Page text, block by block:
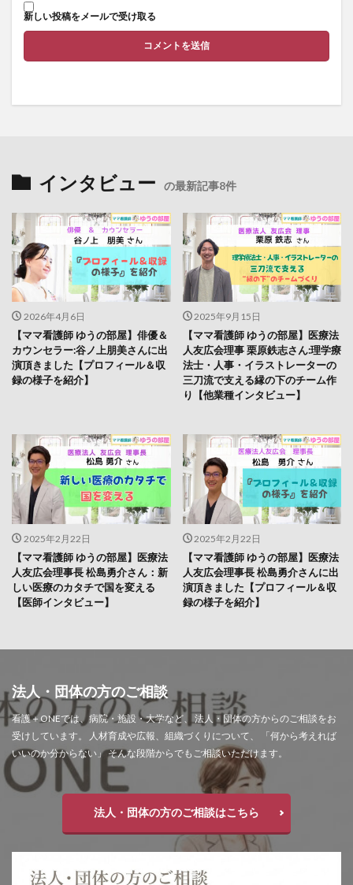
新しい投稿をメールで受け取る
インタビュー の最新記事8件
2026年4月6日
【ママ看護師 ゆうの部屋】俳優＆
カウンセラー:谷ノ上朋美さんに出
演頂きました【プロフィール＆収
録の様子を紹介】
2025年9月15日
【ママ看護師 ゆうの部屋】医療法
人友広会理事 栗原鉄志さん:理学療
法士・人事・イラストレーターの
三刀流で支える縁の下のチーム作
り【他業種インタビュー】
2025年2月22日
【ママ看護師 ゆうの部屋】医療法
人友広会理事長 松島勇介さん：新
しい医療のカタチで国を変える
【医師インタビュー】
2025年2月22日
【ママ看護師 ゆうの部屋】医療法
人友広会理事長 松島勇介さんに出
演頂きました【プロフィール＆収
録の様子を紹介】
法人・団体の方のご相談
看護＋ONEでは、病院・施設・大学など、 法人・団体の方からのご相談をお
受けしています。 人材育成や広報、組織づくりについて、 「何から考えれば
いいのか分からない」 そんな段階からでもご相談いただけます。
法人・団体の方のご相談はこちら